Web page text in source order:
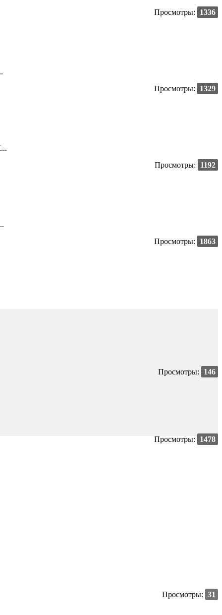
Просмотры:
1336
Просмотры:
1329
Просмотры:
1192
Просмотры:
1863
Просмотры:
146
Просмотры: 1478
Просмотры: 31